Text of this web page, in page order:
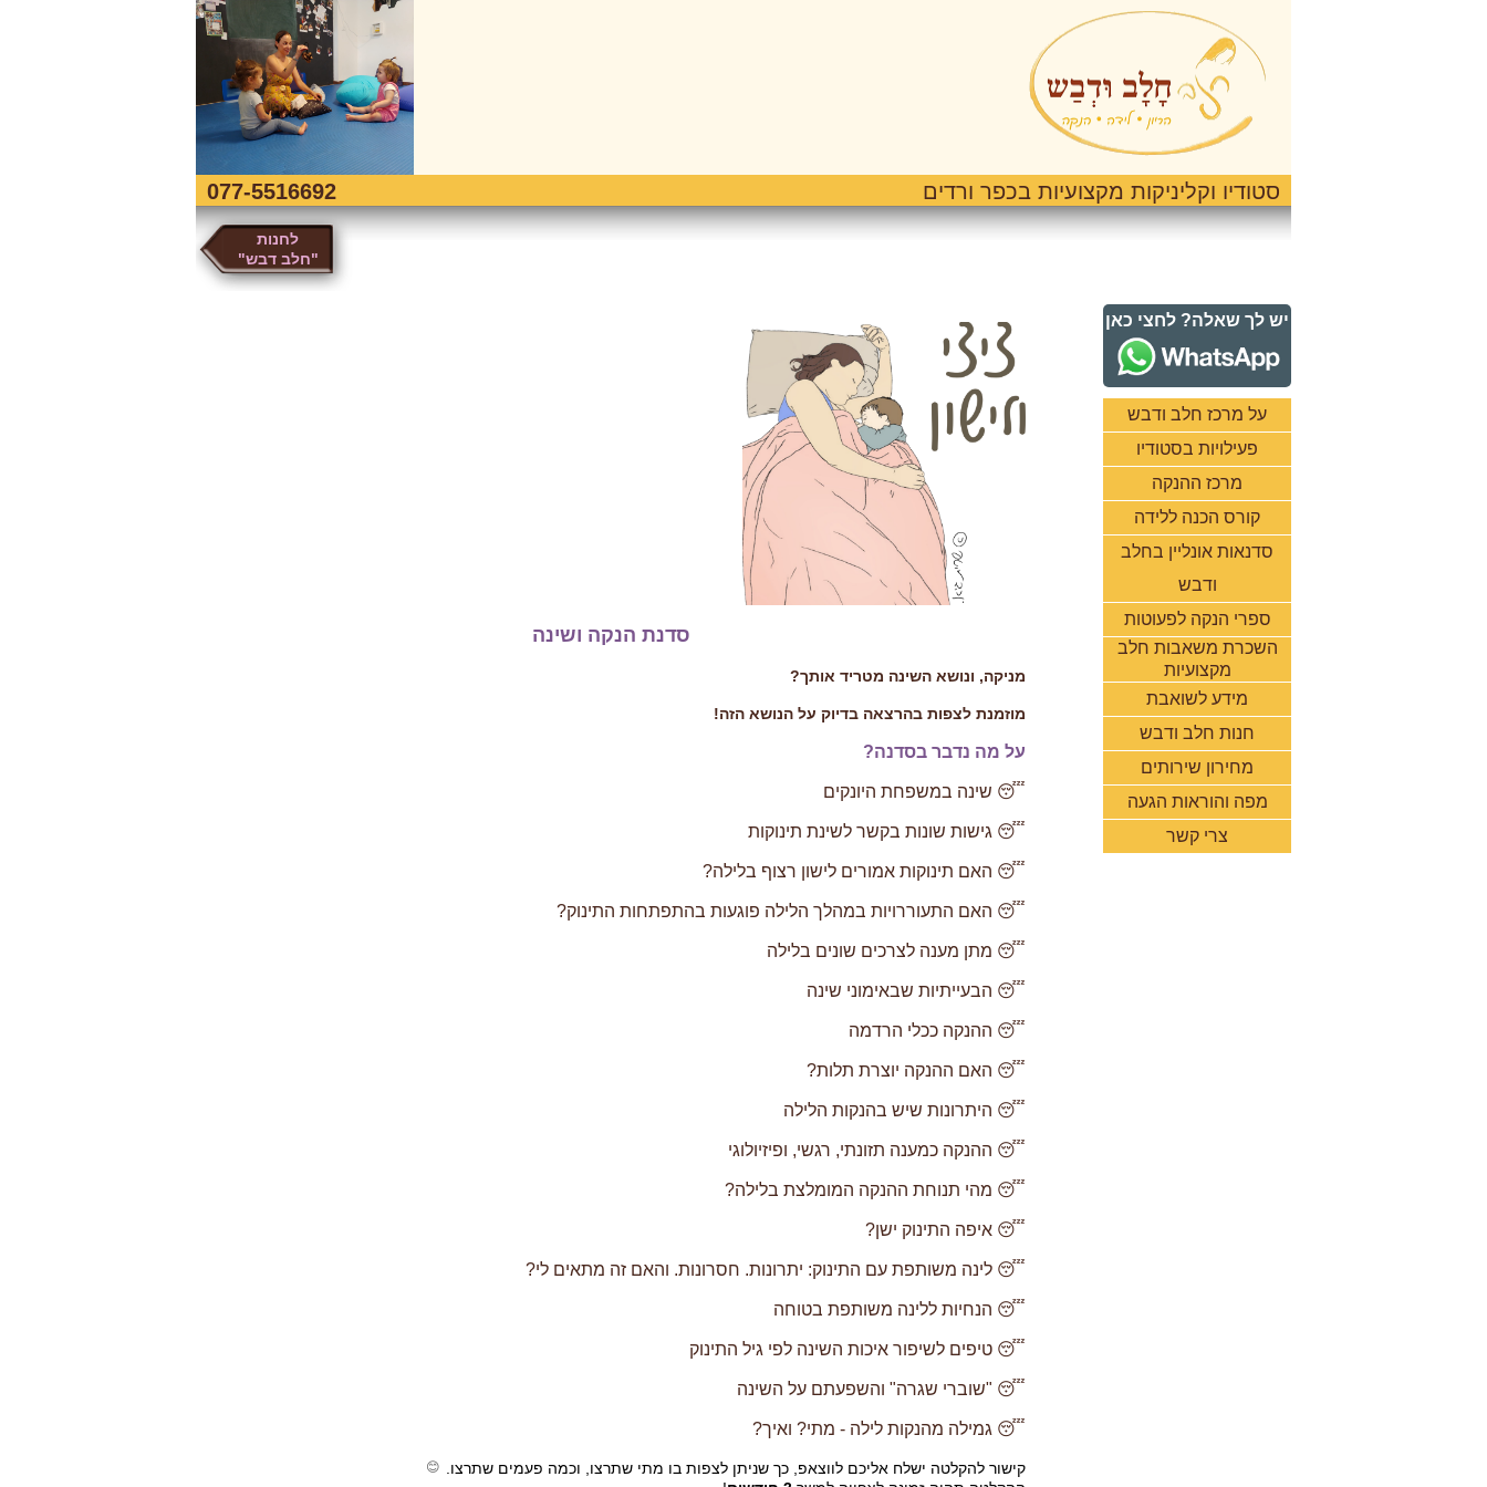
סטודיו וקליניקות מקצועיות בכפר ורדים 077-5516692
לחנות
"חלב דבש"
סדנת הנקה ושינה
מניקה, ונושא השינה מטריד אותך?
מוזמנת לצפות בהרצאה בדיוק על הנושא הזה!
על מה נדבר בסדנה?
😴 שינה במשפחת היונקים
😴 גישות שונות בקשר לשינת תינוקות
😴 האם תינוקות אמורים לישון רצוף בלילה?
😴 האם התעוררויות במהלך הלילה פוגעות בהתפתחות התינוק?
😴 מתן מענה לצרכים שונים בלילה
😴 הבעייתיות שבאימוני שינה
😴 ההנקה ככלי הרדמה
😴 האם ההנקה יוצרת תלות?
😴 היתרונות שיש בהנקות הלילה
😴 ההנקה כמענה תזונתי, רגשי, ופיזיולוגי
😴 מהי תנוחת ההנקה המומלצת בלילה?
😴 איפה התינוק ישן?
😴 לינה משותפת עם התינוק: יתרונות. חסרונות. והאם זה מתאים לי?
😴 הנחיות ללינה משותפת בטוחה
😴 טיפים לשיפור איכות השינה לפי גיל התינוק
😴 "שוברי שגרה" והשפעתם על השינה
😴 גמילה מהנקות לילה - מתי? ואיך?
קישור להקלטה ישלח אליכם לווצאפ, כך שניתן לצפות בו מתי שתרצו, וכמה פעמים שתרצו. 😊
יש לך שאלה? לחצי כאן
על מרכז חלב ודבש
פעילויות בסטודיו
מרכז ההנקה
קורס הכנה ללידה
סדנאות אונליין בחלב
ודבש
ספרי הנקה לפעוטות
השכרת משאבות חלב
מקצועיות
מידע לשואבת
חנות חלב ודבש
מחירון שירותים
מפה והוראות הגעה
צרי קשר